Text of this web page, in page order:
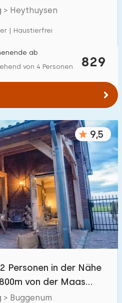
> Heythuysen
| Haustierfrei
829
ab
von 4 Personen
9,5
Personen in der Nähe
von der Maas
> Buggenum